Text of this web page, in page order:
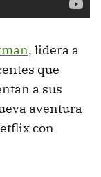
, lidera a
que
a sus
aventura
con